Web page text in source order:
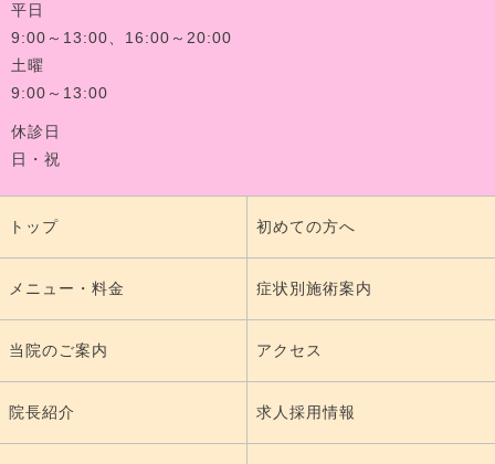
平日
9:00～13:00、16:00～20:00
土曜
9:00～13:00
休診日
日・祝
トップ 初めての方へ
メニュー・料金 症状別施術案内
当院のご案内 アクセス
院長紹介 求人採用情報